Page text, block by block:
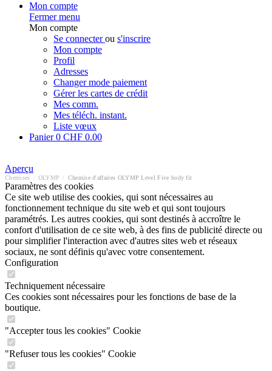
Mon compte
Fermer menu
Mon compte
Se connecterou s'inscrire
Mon compte
Profil
Adresses
Changer mode paiement
Gérer les cartes de crédit
Mes comm.
Mes téléch. instant.
Liste vœux
Panier0 CHF 0.00
Aperçu
Chemises OLYMP Chemise d'affaires OLYMP Level Five body fit
Paramètres des cookies
Ce site web utilise des cookies, qui sont nécessaires au
fonctionnement technique du site web et qui sont toujours
paramétrés. Les autres cookies, qui sont destinés à accroître le
confort d'utilisation de ce site web, à des fins de publicité directe ou
pour simplifier l'interaction avec d'autres sites web et réseaux
sociaux, ne sont définis qu'avec votre consentement.
Configuration
Techniquement nécessaire
Ces cookies sont nécessaires pour les fonctions de base de la
boutique.
"Accepter tous les cookies" Cookie
"Refuser tous les cookies" Cookie